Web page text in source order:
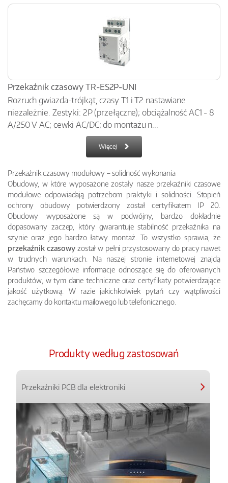
Przekaźnik czasowy TR-ES2P-UNI
Rozruch gwiazda-trójkąt, czasy T1 i T2 nastawiane
niezależnie. Zestyki: 2P (przełączne); obciążalność AC1 - 8
A/250 V AC; cewki AC/DC; do montażu n...
Więcej
Przekaźnik czasowy modułowy – solidność wykonania
Obudowy, w które wyposażone zostały nasze przekaźniki czasowe
modułowe odpowiadają potrzebom praktyki i solidności. Stopień
ochrony obudowy potwierdzony został certyfikatem IP 20.
Obudowy wyposażone są w podwójny, bardzo dokładnie
dopasowany zaczep, który gwarantuje stabilność przekaźnika na
szynie oraz jego bardzo łatwy montaż. To wszystko sprawia, że
przekaźnik czasowy został w pełni przystosowany do pracy nawet
w trudnych warunkach. Na naszej stronie internetowej znajdą
Państwo szczegółowe informacje odnoszące się do oferowanych
produktów, w tym dane techniczne oraz certyfikaty potwierdzające
jakość użytkową. W razie jakichkolwiek pytań czy wątpliwości
zachęcamy do kontaktu mailowego lub telefonicznego.
Produkty według zastosowań
Przekaźniki PCB dla elektroniki